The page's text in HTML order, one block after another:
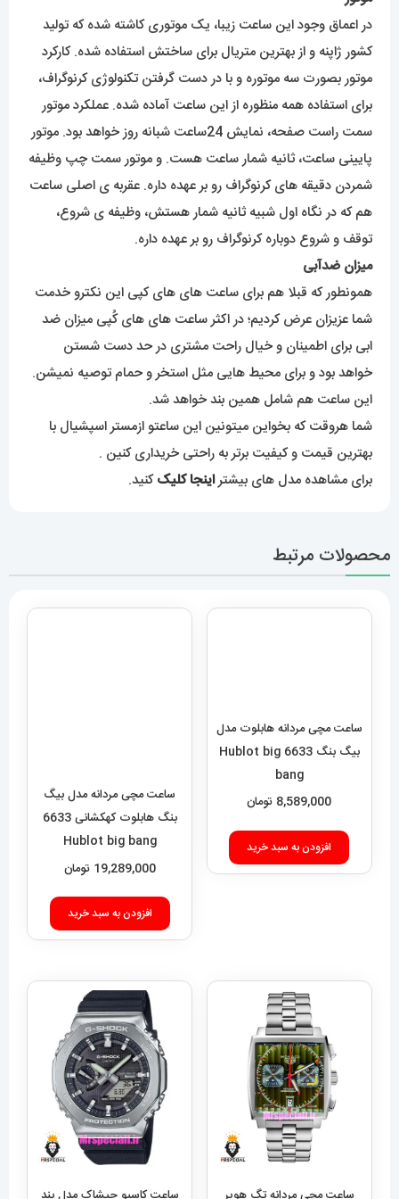
در اعماق وجود این ساعت زیبا، یک موتوری کاشته شده که تولید
کشور ژاپنه و از بهترین متریال برای ساختش استفاده شده. کارکرد
موتور بصورت سه موتوره و با در دست گرفتن تکنولوژی کرنوگراف،
برای استفاده همه منظوره از این ساعت آماده شده. عملکرد موتور
سمت راست صفحه، نمایش 24ساعت شبانه روز خواهد بود. موتور
پایینی ساعت، ثانیه شمار ساعت هست. و موتور سمت چپ وظیفه
شمردن دقیقه های کرنوگراف رو بر عهده داره. عقربه ی اصلی ساعت
هم که در نگاه اول شبیه ثانیه شمار هستش، وظیفه ی شروع،
توقف و شروع دوباره کرنوگراف رو بر عهده داره.
میزان ضدآبی
همونطور که قبلا هم برای ساعت های های کپی این نکترو خدمت
شما عزیزان عرض کردیم؛ در اکثر ساعت های های کُپی میزان ضد
ابی برای اطمینان و خیال راحت مشتری در حد دست شستن
خواهد بود و برای محیط هایی مثل استخر و حمام توصیه نمیشن.
این ساعت هم شامل همین بند خواهد شد.
شما هروقت که بخواین میتونین این ساعتو ازمستر اسپشیال با
بهترین قیمت و کیفیت برتر به راحتی خریداری کنین .
برای مشاهده مدل های بیشتراینجا کلیککنید.
محصولات مرتبط
ساعت مچی مردانه هابلوت مدل
بیگ بنگ 6633 Hublot big
bang
8,589,000 تومان
افزودن به سبد خرید
افزودن به سبد خرید
ساعت مچی مردانه تگ هویر
موناکو استیل صفحه سبز Tag
ساعت کاسیو جیشاک مدل بند
رابر مشکی قاب استیل صفحه